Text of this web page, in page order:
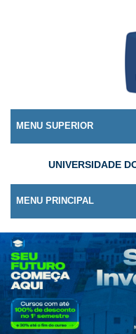
MENU SUPERIOR
UNIVERSIDADE
MENU PRINCIPAL